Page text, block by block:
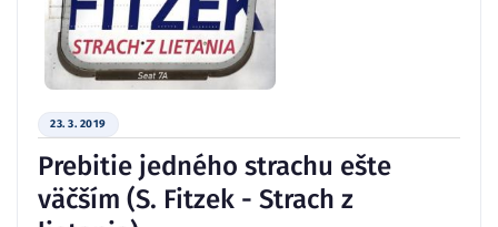
23. 3. 2019
Prebitie jedného strachu ešte
väčším (S. Fitzek - Strach z